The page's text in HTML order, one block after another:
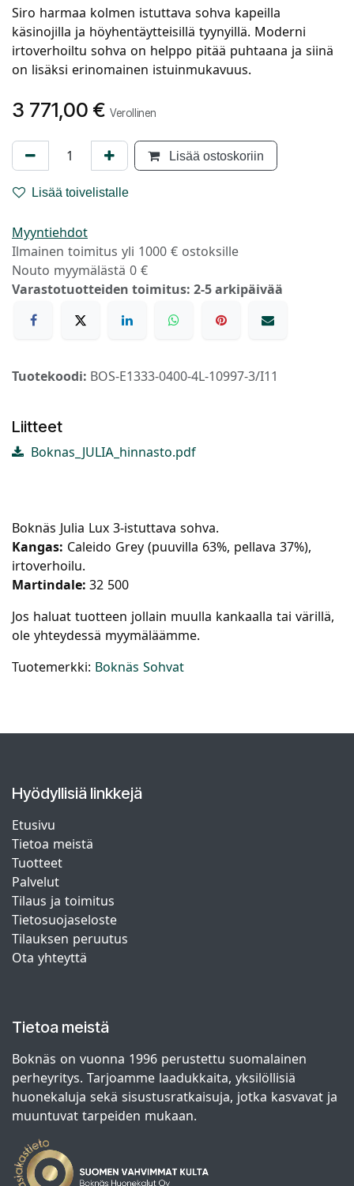
Siro harmaa kolmen istuttava sohva kapeilla
käsinojilla ja höyhentäytteisillä tyynyillä. Moderni
irtoverhoiltu sohva on helppo pitää puhtaana ja siinä
on lisäksi erinomainen istuinmukavuus.
3 771,00 € Verollinen
Lisää ostoskoriin
Lisää toivelistalle
Myyntiehdot
Ilmainen toimitus yli 1000 € ostoksille
Nouto myymälästä 0 €
Varastotuotteiden toimitus: 2-5 arkipäivää
Tuotekoodi: BOS-E1333-0400-4L-10997-3/I11
Liitteet
Boknas_JULIA_hinnasto.pdf
Boknäs Julia Lux 3-istuttava sohva.
Kangas: Caleido Grey (puuvilla 63%, pellava 37%),
irtoverhoilu.
Martindale: 32 500
Jos haluat tuotteen jollain muulla kankaalla tai värillä,
ole yhteydessä myymäläämme.
Tuotemerkki: Boknäs Sohvat
Hyödyllisiä linkkejä
Etusivu
Tietoa meistä
Tuotteet
Palvelut
Tilaus ja toimitus
Tietosuojaseloste
Tilauksen peruutus
Ota yhteyttä
Tietoa meistä
Boknäs on vuonna 1996 perustettu suomalainen
perheyritys. Tarjoamme laadukkaita, yksilöllisiä
huonekaluja sekä sisustusratkaisuja, jotka kasvavat ja
muuntuvat tarpeiden mukaan.